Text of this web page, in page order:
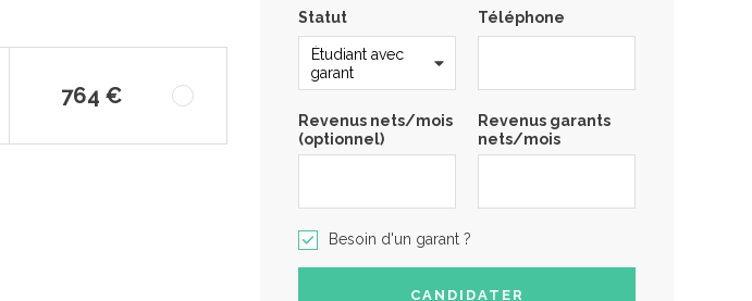
764 €
Statut Téléphone
Revenus nets/mois
(optionnel)
Revenus garants
nets/mois
Besoin d'un garant ?